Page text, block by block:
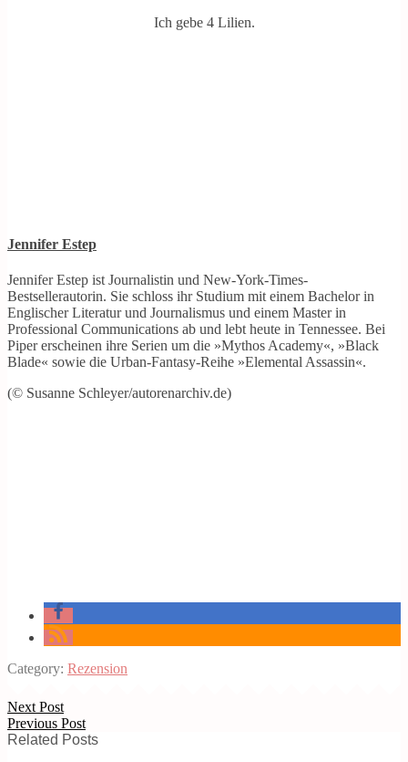
Ich gebe 4 Lilien.
Jennifer Estep
Jennifer Estep ist Journalistin und New-York-Times-
Bestsellerautorin. Sie schloss ihr Studium mit einem Bachelor in
Englischer Literatur und Journalismus und einem Master in
Professional Communications ab und lebt heute in Tennessee. Bei
Piper erscheinen ihre Serien um die »Mythos Academy«, »Black
Blade« sowie die Urban-Fantasy-Reihe »Elemental Assassin«.
(© Susanne Schleyer/autorenarchiv.de)
Category: Rezension
Next Post
Previous Post
Related Posts